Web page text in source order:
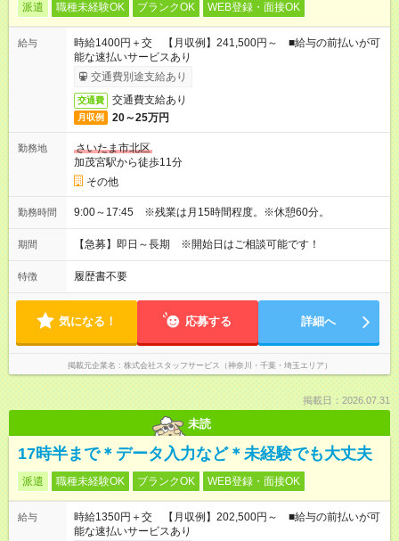
派遣 職種未経験OK ブランクOK WEB登録・面接OK
給与
時給1400円＋交 【月収例】241,500円～ ■給与の前払いが可
能な速払いサービスあり
交通費別途支給あり
交通費 交通費支給あり
月収例 20～25万円
勤務地
さいたま市北区
加茂宮駅から徒歩11分
その他
勤務時間 9:00～17:45 ※残業は月15時間程度。※休憩60分。
期間 【急募】即日～長期 ※開始日はご相談可能です！
特徴 履歴書不要
気になる！ 応募する 詳細へ
掲載元企業名 株式会社スタッフサービス（神奈川・千葉・埼玉エリア）
掲載日：2026.07.31
未読
17時半まで＊データ入力など＊未経験でも大丈夫
派遣 職種未経験OK ブランクOK WEB登録・面接OK
給与
時給1350円＋交 【月収例】202,500円～ ■給与の前払いが可
能な速払いサービスあり